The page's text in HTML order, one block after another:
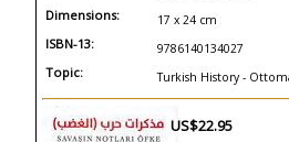
Dimensions: 17 x 24 cm
ISBN-13: 9786140134027
Topic: Turkish History -
US$22.95